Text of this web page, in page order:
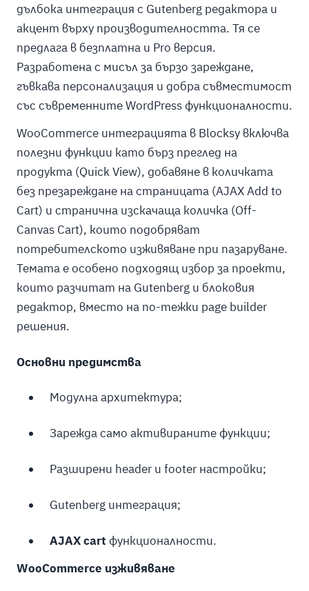
дълбока интеграция с Gutenberg редактора и
акцент върху производителността. Тя се
предлага в безплатна и Pro версия.
Разработена с мисъл за бързо зареждане,
гъвкава персонализация и добра съвместимост
със съвременните WordPress функционалности.
WooCommerce интеграцията в Blocksy включва
полезни функции като бърз преглед на
продукта (Quick View), добавяне в количката
без презареждане на страницата (AJAX Add to
Cart) и странична изскачаща количка (Off-
Canvas Cart), които подобряват
потребителското изживяване при пазаруване.
Темата е особено подходящ избор за проекти,
които разчитат на Gutenberg и блоковия
редактор, вместо на по-тежки page builder
решения.
Основни предимства
Модулна архитектура;
Зарежда само активираните функции;
Разширени header и footer настройки;
Gutenberg интеграция;
AJAX cart функционалности.
WooCommerce изживяване